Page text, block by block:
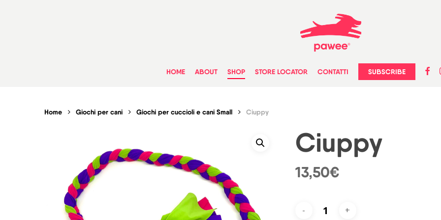
HOME ABOUT SHOP STORE LOCATOR CONTATTI SUBSCRIBE
Home Giochi per cani Giochi per cuccioli e cani Small Ciuppy
Ciuppy
13,50€